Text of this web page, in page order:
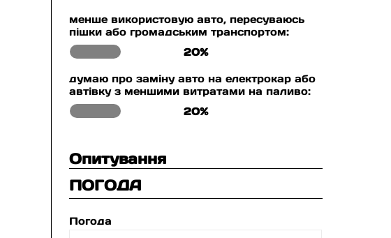
менше використовую авто, пересуваюсь
пішки або громадським транспортом:
20%
думаю про заміну авто на електрокар або
автівку з меншими витратами на паливо:
20%
Опитування
ПОГОДА
Погода